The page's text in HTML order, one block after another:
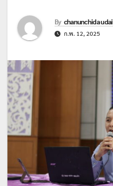
By chanunchida udai
ก.พ. 12, 2025